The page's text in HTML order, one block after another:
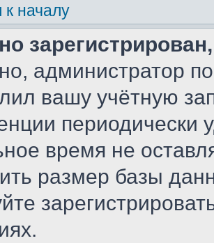
к началу
администратор
вашу учётную
периодически
время не
размер базы